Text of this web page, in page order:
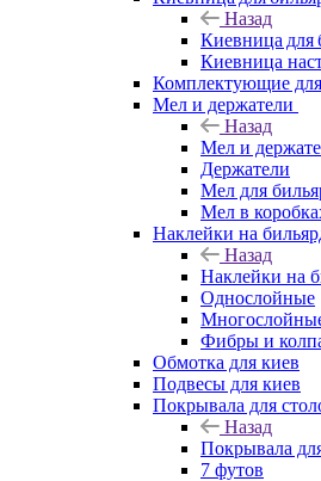
Назад
Киевница для
Киевница
Комплектующие
Мел и держатели
Назад
Мел и
Держатели
Мел для
Мел в
Наклейки на
Назад
Наклейки на
Однослойные
Фибры и
Обмотка для киев
Подвесы для киев
Покрывала для
Назад
Покрывала
7 футов